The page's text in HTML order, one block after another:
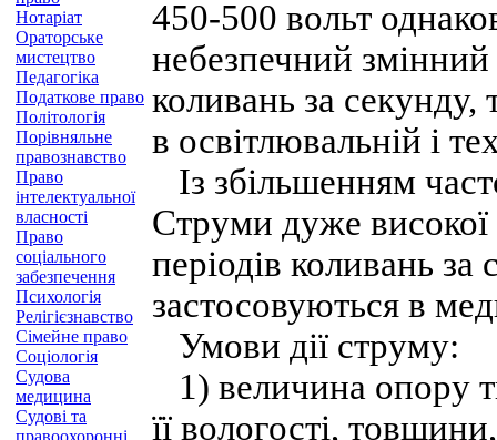
Нотаріат
Ораторське
мистецтво
Педагогіка
Податкове право
Політологія
Порівняльне
правознавство
Право
інтелектуальної
власності
Право
соціального
забезпечення
Психологія
Релігієзнавство
Сімейне право
Соціологія
Судова
медицина
Судові та
правоохоронні
450-500 вольт
небезпечний
коливань за секунду,
в освітлювальній і
Із збільшенням
Струми дуже високої
періодів коливань
застосовуються в
Умови дії струму:
1) величина опору
її вологості,